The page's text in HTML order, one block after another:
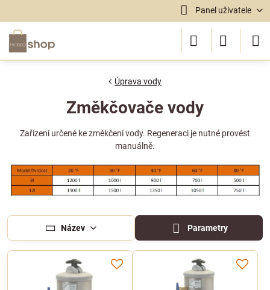
Panel uživatele
Úprava vody
Změkčovače vody
Zařízení určené ke změkčení vody. Regeneraci je nutné provést
manuálně.
Název Parametry